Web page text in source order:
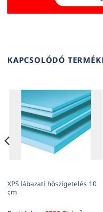
KAPCSOLÓDÓ
XPS lábazati hőszigetelés 10
cm